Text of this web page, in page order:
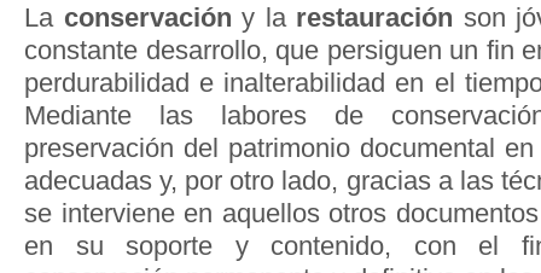
La conservación y la restauración son
constante desarrollo, que persiguen un fin
perdurabilidad e inalterabilidad en el
Mediante las labores de
preservación del patrimonio documental
adecuadas y, por otro lado, gracias a las
se interviene en aquellos otros
en su soporte y contenido, con el